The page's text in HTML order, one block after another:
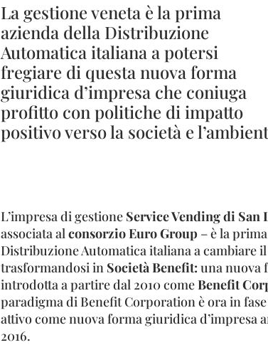
La gestione veneta è la prima
azienda della Distribuzione
Automatica italiana a potersi
fregiare di questa nuova forma
giuridica d’impresa che coniuga
profitto con politiche di impatto
positivo verso la società e
L’impresa di gestione Service Vending di San
associata al consorzio Euro Group – è la
Distribuzione Automatica italiana a cambiare
trasformandosi in Società Benefit: una nuova
introdotta a partire dal 2010 comeBenefit
paradigma di Benefit Corporation è ora in
attivo come nuova forma giuridica d’impresa
2016.